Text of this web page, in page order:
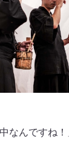
なんですね